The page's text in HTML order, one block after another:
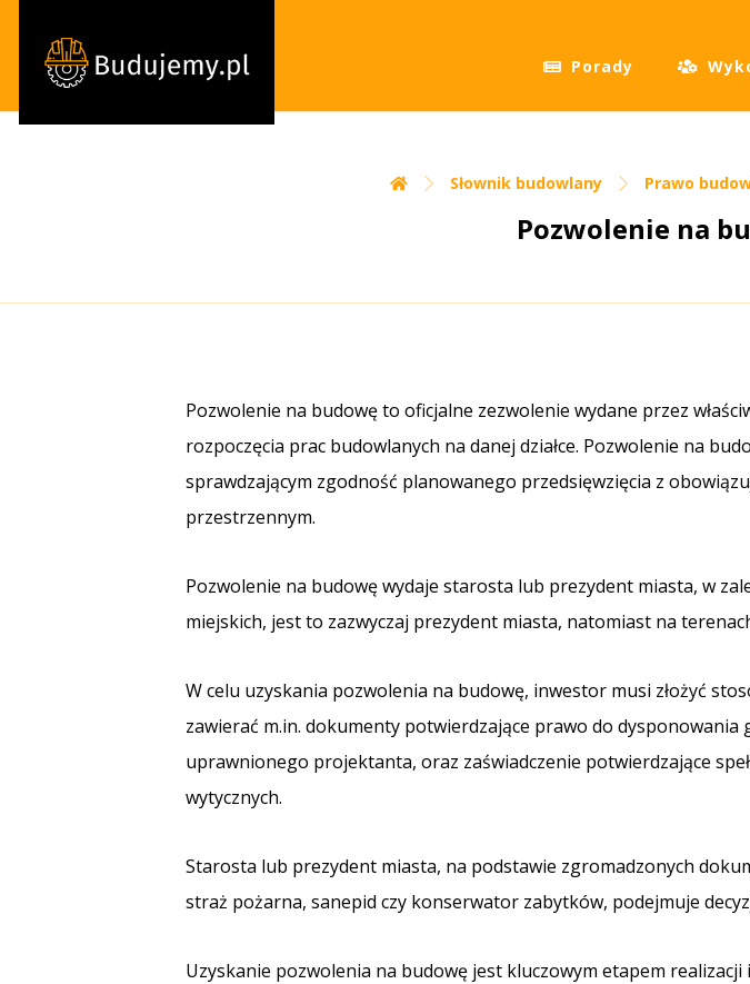
Porady
Słownik budowlany Prawo
Pozwolenie na
Pozwolenie na budowę to oficjalne zezwolenie wydane przez
rozpoczęcia prac budowlanych na danej działce. Pozwolenie na
sprawdzającym zgodność planowanego przedsięwzięcia z
przestrzennym.
Pozwolenie na budowę wydaje starosta lub prezydent miasta, w
miejskich, jest to zazwyczaj prezydent miasta, natomiast na
W celu uzyskania pozwolenia na budowę, inwestor musi złożyć
zawierać m.in. dokumenty potwierdzające prawo do
uprawnionego projektanta, oraz zaświadczenie potwierdzające
wytycznych.
Starosta lub prezydent miasta, na podstawie zgromadzonych
straż pożarna, sanepid czy konserwator zabytków, podejmuje
Uzyskanie pozwolenia na budowę jest kluczowym etapem